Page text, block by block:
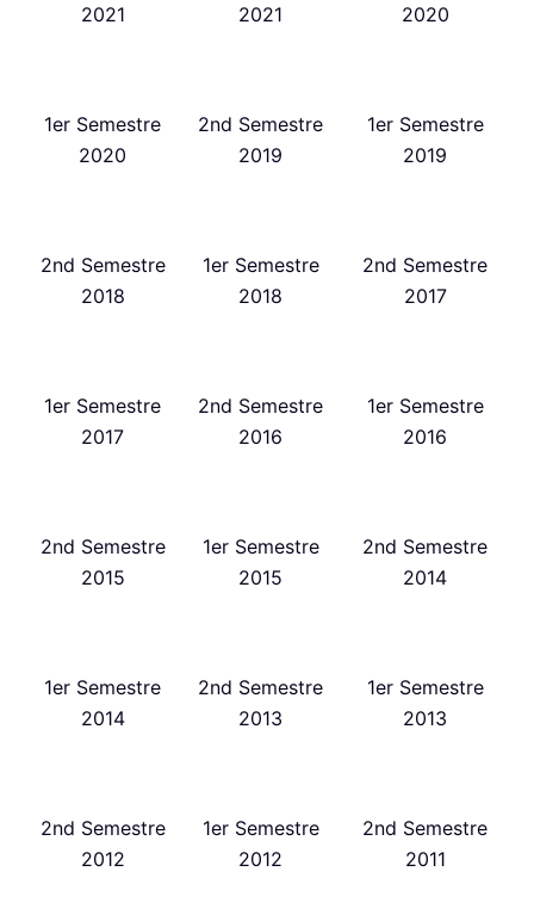
2021
2021
2020
1er Semestre
2020
2nd Semestre
2019
1er Semestre
2019
2nd Semestre
2018
1er Semestre
2018
2nd Semestre
2017
1er Semestre
2017
2nd Semestre
2016
1er Semestre
2016
2nd Semestre
2015
1er Semestre
2015
2nd Semestre
2014
1er Semestre
2014
2nd Semestre
2013
1er Semestre
2013
2nd Semestre
2012
1er Semestre
2012
2nd Semestre
2011